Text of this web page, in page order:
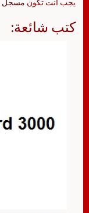
يجب أنت تكون مسجل
كتب شائعة: